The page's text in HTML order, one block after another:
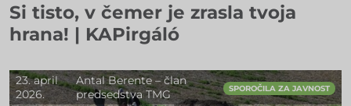
Si tisto, v čemer je zrasla tvoja
hrana! | KAPirgáló
23. april
2026.
Antal Berente – član
predsedstva TMG
SPOROČILA ZA JAVNOST